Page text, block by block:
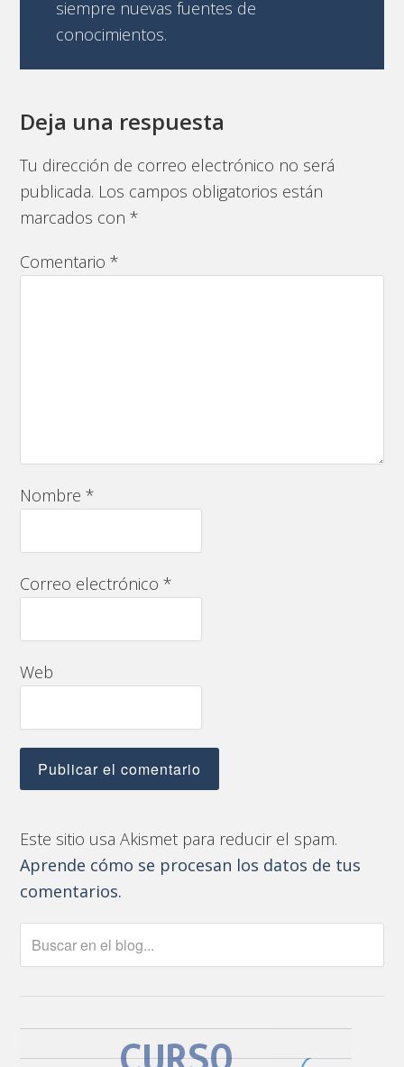
siempre nuevas fuentes de
conocimientos.
Deja una respuesta
Tu dirección de correo electrónico no será
publicada. Los campos obligatorios están
marcados con*
Comentario*
Nombre*
Correo electrónico*
Web
Este sitio usa Akismet para reducir el spam.
Aprende cómo se procesan los datos de tus
comentarios.